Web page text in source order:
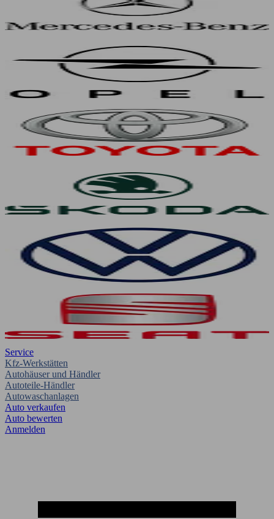
Service
Kfz-Werkstätten
Autohäuser und Händler
Autoteile-Händler
Autowaschanlagen
Auto verkaufen
Auto bewerten
Anmelden